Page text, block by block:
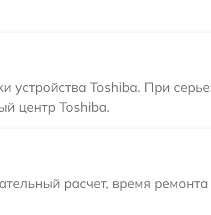
устройства Toshiba. При
центр Toshiba.
расчет, время ремонта